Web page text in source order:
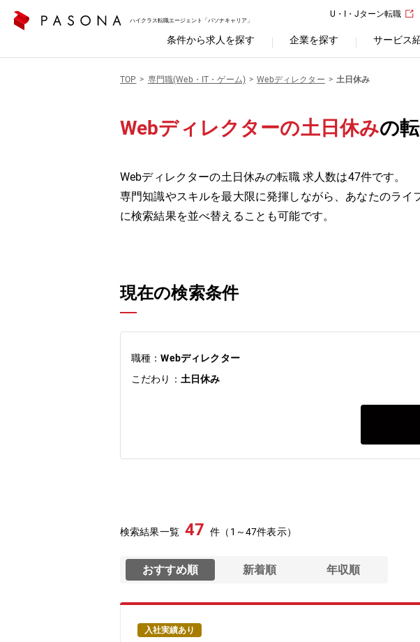
ハイクラス転職エージェント「パソナキャリア」
U・I・Jターン転職
条件から求人を探す 企業を探す サービス
TOP 専門職(Web・IT・ゲーム) Webディレクター 土日休み
Webディレクターの土日休みの
Webディレクターの土日休みの転職 求人数は47件です。
専門知識やスキルを最大限に発揮しながら、あなたのラ
に検索結果を並べ替えることも可能です。
現在の検索条件
職種：Webディレクター
こだわり： 土日休み
検索結果一覧 47 件（1～47件表示）
おすすめ順 新着順 年収順
入社実績あり